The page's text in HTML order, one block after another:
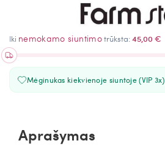
Iki nemokamo siuntimotrūksta:45,00 €
Mėginukas kiekvienoje siuntoje (VIP 3x)
Aprašymas